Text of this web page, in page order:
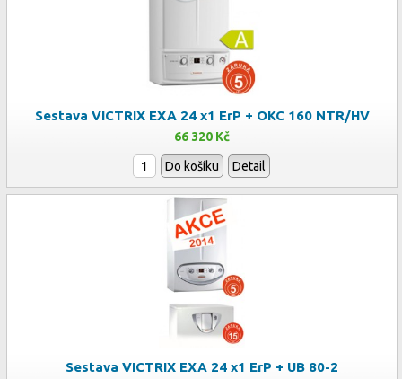
Sestava VICTRIX EXA 24 x1 ErP + OKC 160 NTR/HV
66 320 Kč
Do košíku Detail
Sestava VICTRIX EXA 24 x1 ErP + UB 80-2